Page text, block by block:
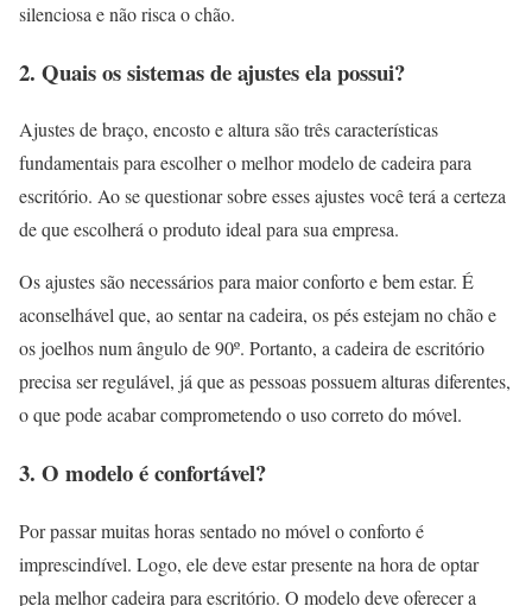
silenciosa e não risca o chão.
2. Quais os sistemas de ajustes ela possui?
Ajustes de braço, encosto e altura são três características
fundamentais para escolher o melhor modelo de cadeira para
escritório. Ao se questionar sobre esses ajustes você terá a certeza
de que escolherá o produto ideal para sua empresa.
Os ajustes são necessários para maior conforto e bem estar. É
aconselhável que, ao sentar na cadeira, os pés estejam no chão e
os joelhos num ângulo de 90º. Portanto, a cadeira de escritório
precisa ser regulável, já que as pessoas possuem alturas diferentes,
o que pode acabar comprometendo o uso correto do móvel.
3. O modelo é confortável?
Por passar muitas horas sentado no móvel o conforto é
imprescindível. Logo, ele deve estar presente na hora de optar
pela melhor cadeira para escritório. O modelo deve oferecer a